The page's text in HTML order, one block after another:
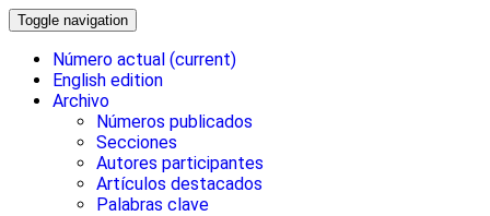
Toggle navigation
Número actual (current)
English edition
Archivo
Números publicados
Secciones
Autores participantes
Artículos destacados
Palabras clave